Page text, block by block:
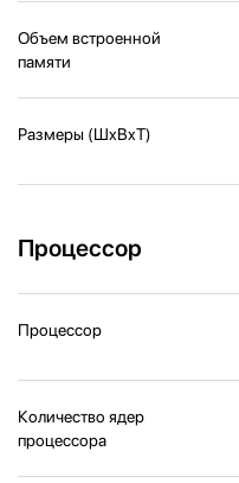
Объем встроенной
памяти
Размеры (ШxВxТ)
Процессор
Процессор
Количество ядер
процессора